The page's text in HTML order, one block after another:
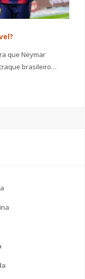
que Neymar
brasileiro…